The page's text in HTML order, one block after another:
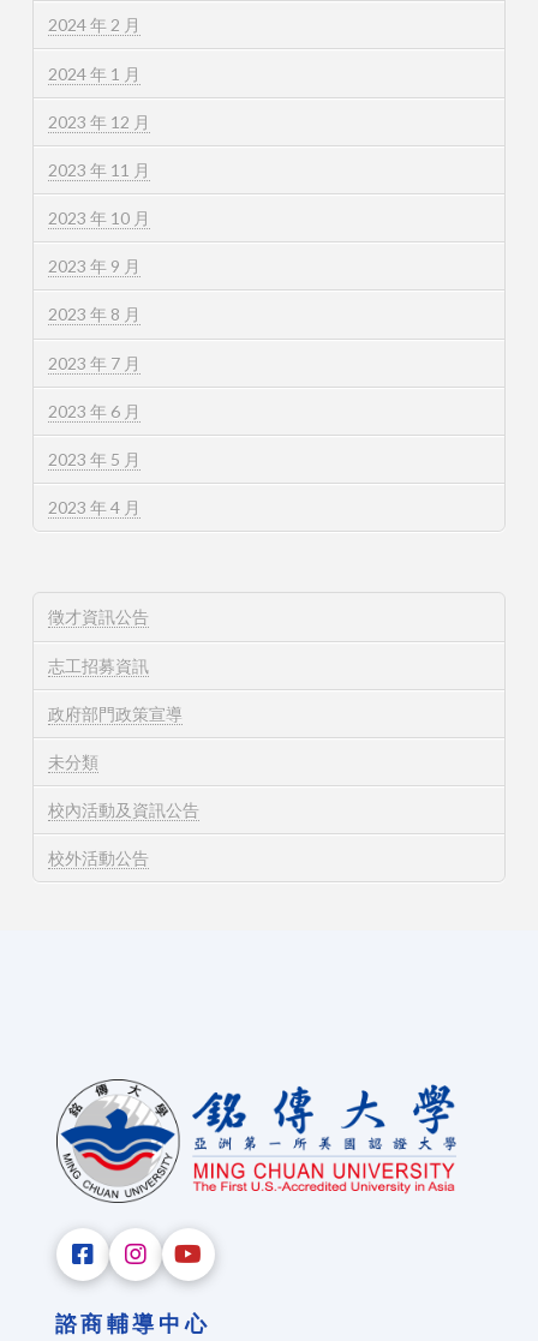
2024 年 2 月
2024 年 1 月
2023 年 12 月
2023 年 11 月
2023 年 10 月
2023 年 9 月
2023 年 8 月
2023 年 7 月
2023 年 6 月
2023 年 5 月
2023 年 4 月
徵才資訊公告
志工招募資訊
政府部門政策宣導
未分類
校內活動及資訊公告
校外活動公告
諮商輔導中心